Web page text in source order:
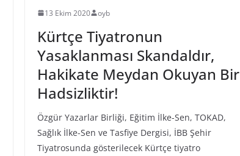
13 Ekim 2020 oyb
Kürtçe Tiyatronun
Yasaklanması Skandaldır,
Hakikate Meydan Okuyan Bir
Hadsizliktir!
Özgür Yazarlar Birliği, Eğitim İlke-Sen, TOKAD,
Sağlık İlke-Sen ve Tasfiye Dergisi, İBB Şehir
Tiyatrosunda gösterilecek Kürtçe tiyatro